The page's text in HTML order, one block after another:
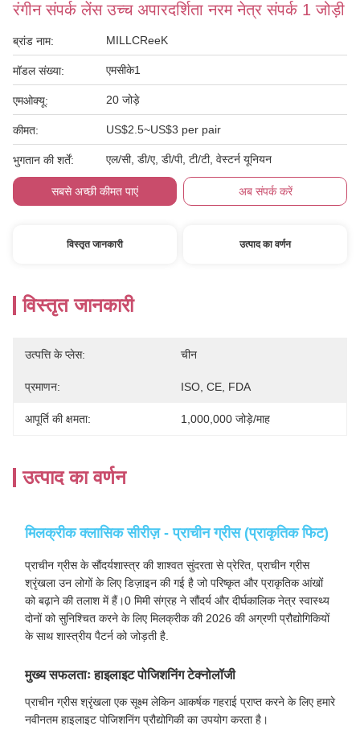
रंगीन संपर्क लेंस उच्च अपारदर्शिता नरम नेत्र संपर्क 1 जोड़ी
ब्रांड नाम: MILLCReeK
मॉडल संख्या: एमसीके1
एमओक्यू: 20 जोड़े
कीमत: US$2.5~US$3 per pair
भुगतान की शर्तें: एल/सी, डी/ए, डी/पी, टी/टी, वेस्टर्न यूनियन
सबसे अच्छी कीमत पाएं अब संपर्क करें
विस्तृत जानकारी उत्पाद का वर्णन
विस्तृत जानकारी
उत्पत्ति के प्लेस: चीन
प्रमाणन: ISO, CE, FDA
आपूर्ति की क्षमता: 1,000,000 जोड़े/माह
उत्पाद का वर्णन
मिलक्रीक क्लासिक सीरीज़ - प्राचीन ग्रीस (प्राकृतिक फिट)
प्राचीन ग्रीस के सौंदर्यशास्त्र की शाश्वत सुंदरता से प्रेरित, प्राचीन ग्रीस
श्रृंखला उन लोगों के लिए डिज़ाइन की गई है जो परिष्कृत और प्राकृतिक आंखों
को बढ़ाने की तलाश में हैं।0 मिमी संग्रह ने सौंदर्य और दीर्घकालिक नेत्र स्वास्थ्य
दोनों को सुनिश्चित करने के लिए मिलक्रीक की 2026 की अग्रणी प्रौद्योगिकियों
के साथ शास्त्रीय पैटर्न को जोड़ती है.
मुख्य सफलताः हाइलाइट पोजिशनिंग टेक्नोलॉजी
प्राचीन ग्रीस श्रृंखला एक सूक्ष्म लेकिन आकर्षक गहराई प्राप्त करने के लिए हमारे
नवीनतम हाइलाइट पोजिशनिंग प्रौद्योगिकी का उपयोग करता है।